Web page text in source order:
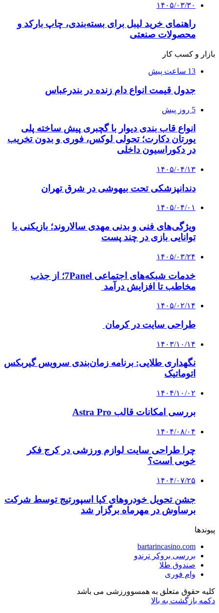
۱۴۰۵/۰۳/۳۰
راهنمای خرید لیبل برای بسته‌بندی، چاپ بارکد و
محصولات صنعتی
بازار و کسب کار
13 ساعت پیش
جدول قیمت انواع دام زنده در بندرعباس
5 روز پیش
انواع قاب بندی دیوار با گچبری پیش ساخته پلی
یورتان دکارت؛ تحولی لوکس، فوری و بدون تخریب
در دکوراسیون داخلی
۱۴۰۵/۰۴/۱۳
دندانپزشکی تحت بیهوشی در شرق تهران
۱۴۰۵/۰۴/۰۱
ویژگی‌های فنی و بدنی مهدی سالاروند؛ بازیکنی با
توانایی بازی در چند پست
۱۴۰۵/۰۳/۲۴
خدمات شبکه‌های اجتماعی 7Panel؛ از جذب
مخاطب تا افزایش درآمد
۱۴۰۵/۰۲/۱۴
طراحی سایت در کرمان
۱۴۰۳/۱۰/۱۴
نگهداری طلایی: برنامه زمان‌بندی سرویس گیربکس
اتوماتیک
۱۴۰۴/۱۰/۰۲
بررسی امکانات قالب Astra Pro
۱۴۰۴/۰۸/۰۴
چرا طراحی سایت لوازم ورزشی در کرج فکر
خوبی است؟
۱۴۰۴/۰۷/۲۵
جشن تحویل خودروهای کیا اسپورتیج توسط شرکت
برساوش در مهرماه برگزار شد
پیوندها
bartarincasino.com
بررسی بروکر ترندو
صندوق طلا
وام فوری
کلیه حقوق متعلق به همسوورزشی می باشد
دکمه بازگشت به بالا